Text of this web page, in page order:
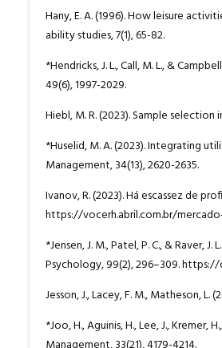
Hany, E. A. (1996). How leisure
ability studies, 7(1), 65-82.
*Hendricks, J. L., Call, M. L., &
49(6), 1997-2029.
Hiebl, M. R. (2023). Sample
*Huselid, M. A. (2023). Integrating
Management, 34(13), 2620-2635.
Ivanov, R. (2023). Há escassez de
https://vocerh.abril.com.br/
*Jensen, J. M., Patel, P. C., &
Psychology, 99(2), 296–309.
Jesson, J., Lacey, F. M., Matheson,
*Joo, H., Aguinis, H., Lee, J.,